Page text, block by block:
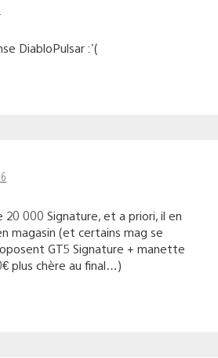
DiabloPulsar :'(
20 000 Signature, et a priori, il en
magasin (et certains mag se
GT5 Signature + manette
plus chère au final…)